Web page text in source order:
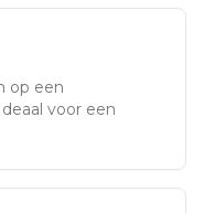
op een
voor een